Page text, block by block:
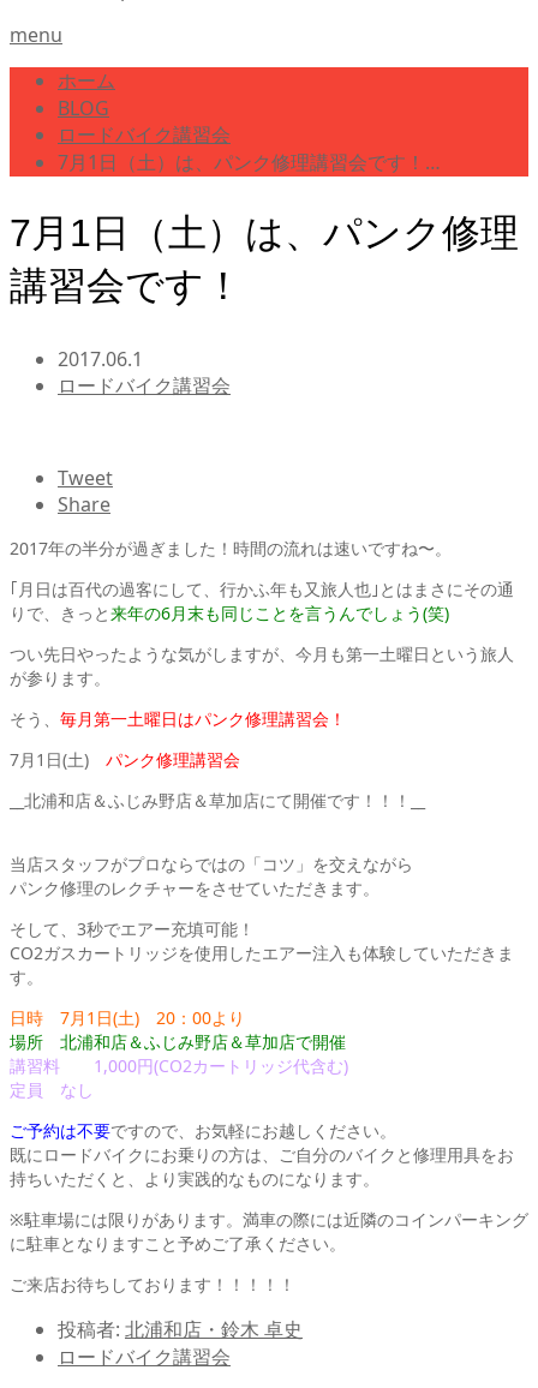
menu
ホーム
BLOG
ロードバイク講習会
7月1日（土）は、パンク修理講習会です！…
7月1日（土）は、パンク修理
講習会です！
2017.06.1
ロードバイク講習会
Tweet
Share
2017年の半分が過ぎました！時間の流れは速いですね〜。
｢月日は百代の過客にして、行かふ年も又旅人也｣とはまさにその通
りで、きっと来年の6月末も同じことを言うんでしょう(笑)
つい先日やったような気がしますが、今月も第一土曜日という旅人
が参ります。
そう、 毎月第一土曜日はパンク修理講習会！
7月1日(土) パンク修理講習会
__北浦和店＆ふじみ野店＆草加店にて開催です！！！__
当店スタッフがプロならではの「コツ」を交えながら
パンク修理のレクチャーをさせていただきます。
そして、3秒でエアー充填可能！
CO2ガスカートリッジを使用したエアー注入も体験していただきま
す。
日時 7月1日(土) 20：00より
場所 北浦和店＆ふじみ野店＆草加店で開催
講習料 1,000円(CO2カートリッジ代含む)
定員 なし
ご予約は不要ですので、お気軽にお越しください。
既にロードバイクにお乗りの方は、ご自分のバイクと修理用具をお
持ちいただくと、より実践的なものになります。
※駐車場には限りがあります。満車の際には近隣のコインパーキング
に駐車となりますこと予めご了承ください。
ご来店お待ちしております！！！！！
投稿者: 北浦和店・鈴木 卓史
ロードバイク講習会